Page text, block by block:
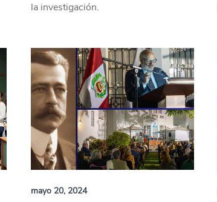
la investigación.
mayo 20, 2024